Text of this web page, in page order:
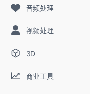
音频处理
视频处理
3D
商业工具